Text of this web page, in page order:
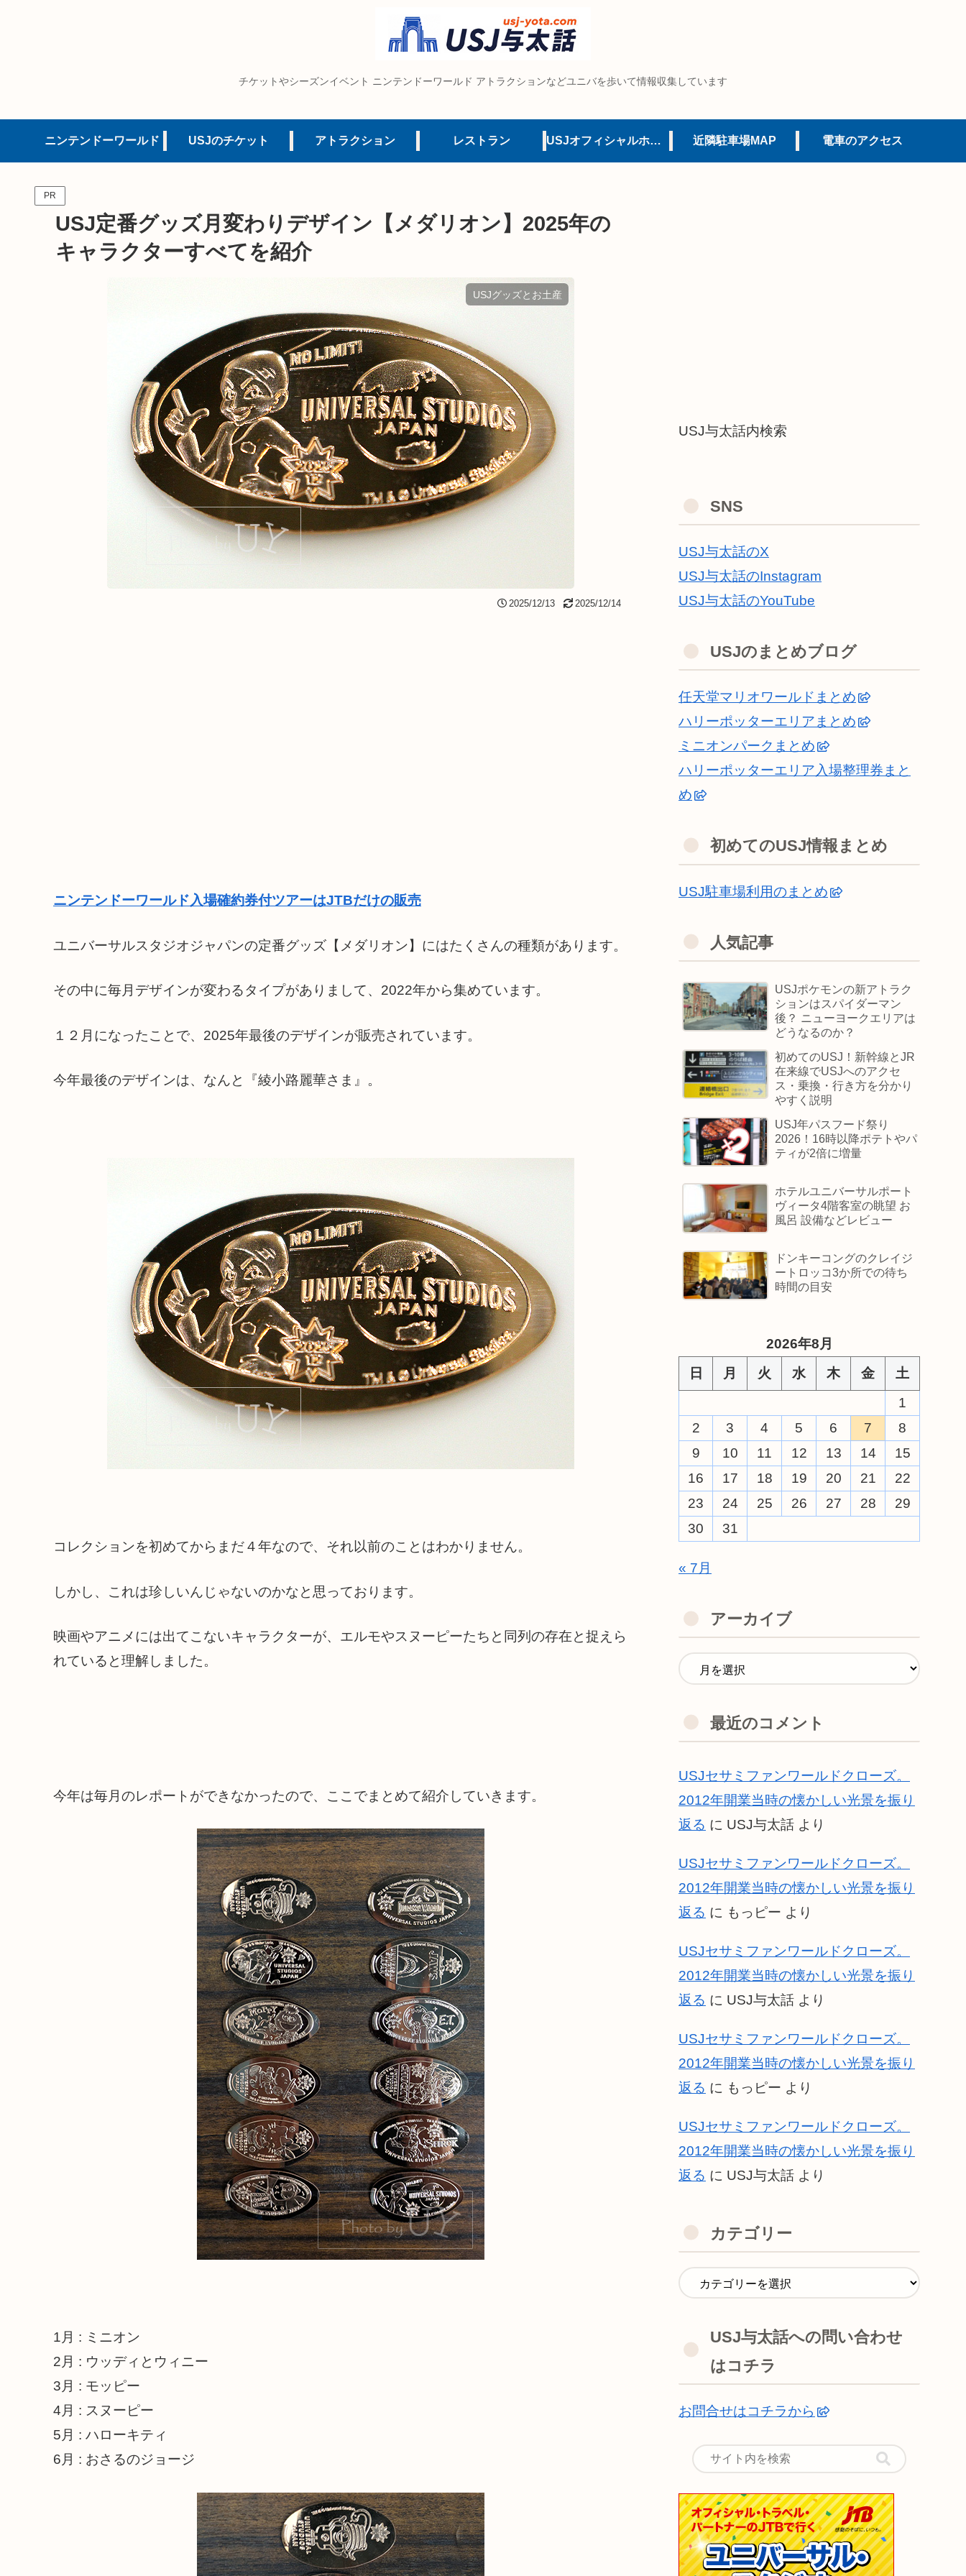
チケットやシーズンイベント ニンテンドーワールド アトラクションなどユニバを歩いて情報収集しています
ニンテンドーワールド USJのチケット アトラクション レストラン USJオフィシャルホテル 近隣駐車場MAP 電車のアクセス
PR
USJ定番グッズ月変わりデザイン【メダリオン】2025年の
キャラクターすべてを紹介
USJグッズとお土産
2025/12/13 2025/12/14
ニンテンドーワールド入場確約券付ツアーはJTBだけの販売
ユニバーサルスタジオジャパンの定番グッズ【メダリオン】にはたくさんの種類があります。
その中に毎月デザインが変わるタイプがありまして、2022年から集めています。
１２月になったことで、2025年最後のデザインが販売されています。
今年最後のデザインは、なんと『綾小路麗華さま』。
コレクションを初めてからまだ４年なので、それ以前のことはわかりません。
しかし、これは珍しいんじゃないのかなと思っております。
映画やアニメには出てこないキャラクターが、エルモやスヌーピーたちと同列の存在と捉えら
れていると理解しました。
今年は毎月のレポートができなかったので、ここでまとめて紹介していきます。
1月 : ミニオン
2月 : ウッディとウィニー
3月 : モッピー
4月 : スヌーピー
5月 : ハローキティ
6月 : おさるのジョージ
USJ与太話内検索
SNS
USJ与太話のX
USJ与太話のInstagram
USJ与太話のYouTube
USJのまとめブログ
任天堂マリオワールドまとめ
ハリーポッターエリアまとめ
ミニオンパークまとめ
ハリーポッターエリア入場整理券まと
め
初めてのUSJ情報まとめ
USJ駐車場利用のまとめ
人気記事
USJポケモンの新アトラク
ションはスパイダーマン
後？ ニューヨークエリアは
どうなるのか？
初めてのUSJ！新幹線とJR
在来線でUSJへのアクセ
ス・乗換・行き方を分かり
やすく説明
USJ年パスフード祭り
2026！16時以降ポテトやパ
ティが2倍に増量
ホテルユニバーサルポート
ヴィータ4階客室の眺望 お
風呂 設備などレビュー
ドンキーコングのクレイジ
ートロッコ3か所での待ち
時間の目安
2026年8月
日
月 火 水 木 金
土
1
2
3 4 5 6 7
8
9
10 11 12 13 14
15
16
17 18 19 20 21
22
23
24 25 26 27 28
29
30
31
« 7月
アーカイブ
最近のコメント
USJセサミファンワールドクローズ。
2012年開業当時の懐かしい光景を振り
返る に USJ与太話 より
USJセサミファンワールドクローズ。
2012年開業当時の懐かしい光景を振り
返る に もっピー より
USJセサミファンワールドクローズ。
2012年開業当時の懐かしい光景を振り
返る に USJ与太話 より
USJセサミファンワールドクローズ。
2012年開業当時の懐かしい光景を振り
返る に もっピー より
USJセサミファンワールドクローズ。
2012年開業当時の懐かしい光景を振り
返る に USJ与太話 より
カテゴリー
USJ与太話への問い合わせ
はコチラ
お問合せはコチラから